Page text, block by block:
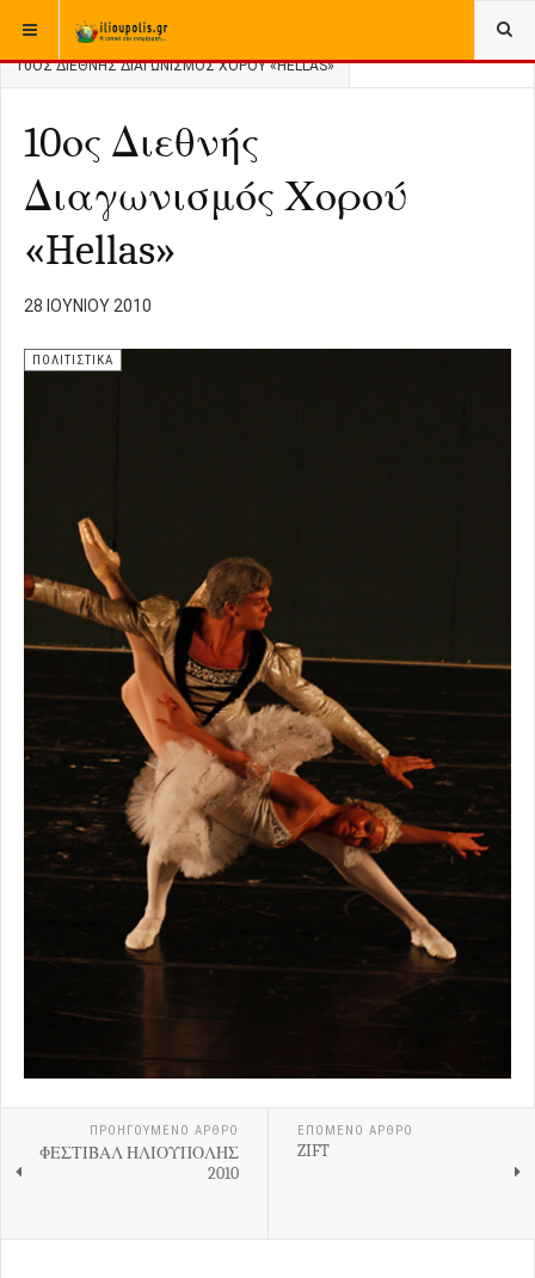
ΒΡΊΣΚΕΣΤΕ ΕΔΏ: ΑΡΧΙΚΉ
10ΟΣ ΔΙΕΘΝΉΣ ΔΙΑΓΩΝΙΣΜΌΣ ΧΟΡΟΎ «HELLAS»
10ος Διεθνής
Διαγωνισμός Χορού
«Hellas»
28 ΙΟΥΝΊΟΥ 2010
ΠΟΛΙΤΙΣΤΙΚΑ
ΠΡΟΗΓΟΎΜΕΝΟ ΑΡΘΡΟ
ΦΕΣΤΙΒΑΛ ΗΛΙΟΥΠΟΛΗΣ
2010
ΕΠΟΜΕΝΟ ΑΡΘΡΟ
ZIFT